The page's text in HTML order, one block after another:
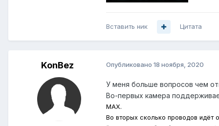
Вставить ник Цитата
KonBez Опубликовано 18 ноября, 2020
У меня больше вопросов чем
Во-первых камера
MAX.
Во вторых сколько проводов идёт